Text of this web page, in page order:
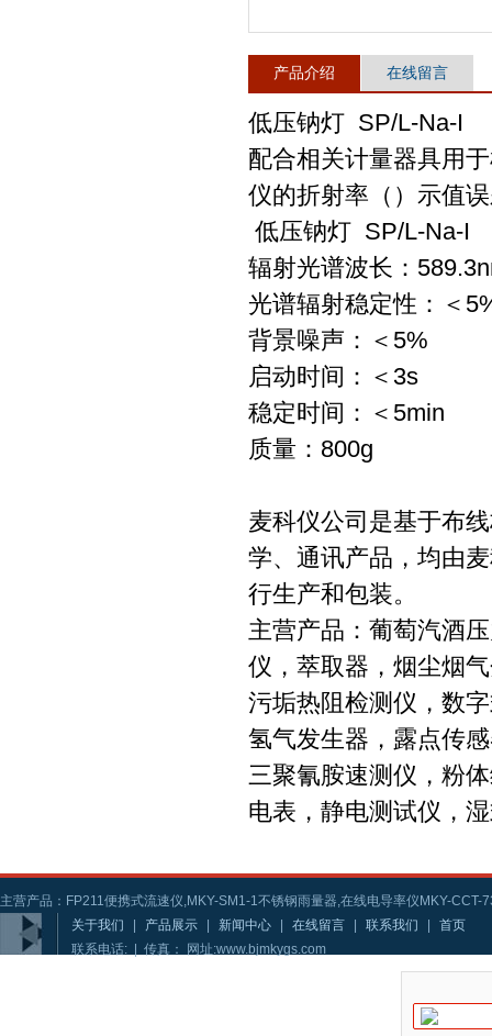
产品介绍 在线留言
低压钠灯 SP/L-Na-I
配合相关计量器具用
仪的折射率（）示值
低压钠灯 SP/L-Na-I
辐射光谱波长：
光谱辐射稳定性：＜
背景噪声：＜5%
启动时间：＜3s
稳定时间：＜5min
质量：800g
麦科仪公司是基于布
学、通讯产品，均由
行生产和包装。
主营产品：葡萄汽酒
仪，萃取器，烟尘烟
污垢热阻检测仪，数
氢气发生器，露点传
三聚氰胺速测仪，粉
电表，静电测试仪，
主营产品：FP211便携式流速仪,MKY-SM1-1不锈钢雨量器,在线电导率仪MKY-CCT-
关于我们
产品展示 新闻中心 在线留言 联系我们
首页
联系电话: | 传真： 网址:www.bjmkygs.com